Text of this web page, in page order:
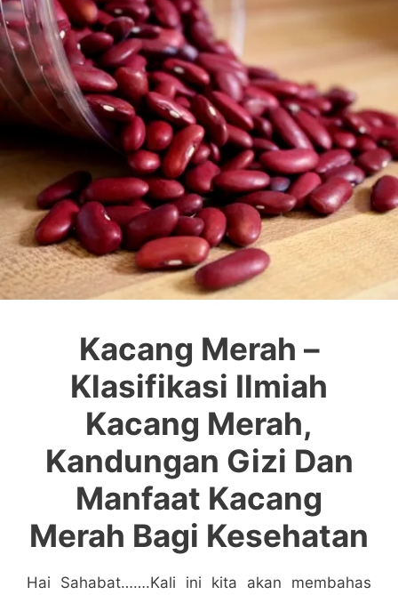
Kacang Merah –
Klasifikasi Ilmiah
Kacang Merah,
Kandungan Gizi Dan
Manfaat Kacang
Merah Bagi Kesehatan
Hai Sahabat…….Kali ini kita akan membahas